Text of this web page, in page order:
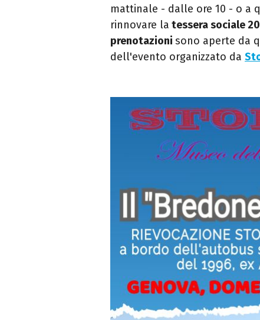
mattinale - dalle ore 10 - o a
rinnovare la tessera sociale
prenotazioni sono aperte da
dell'evento organizzato da